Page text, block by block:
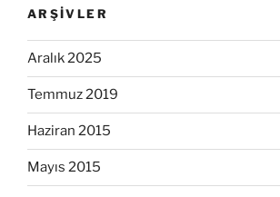
ARŞIVLER
Aralık 2025
Temmuz 2019
Haziran 2015
Mayıs 2015